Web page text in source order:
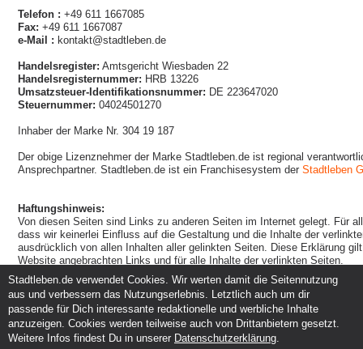
Telefon : +49 611 1667085
Fax: +49 611 1667087
e-Mail : kontakt@stadtleben.de
Handelsregister: Amtsgericht Wiesbaden 22
Handelsregisternummer: HRB 13226
Umsatzsteuer-Identifikationsnummer: DE 223647020
Steuernummer: 04024501270
Inhaber der Marke Nr. 304 19 187
Der obige Lizenznehmer der Marke Stadtleben.de ist regional
Ansprechpartner. Stadtleben.de ist ein Franchisesystem der Stadtleben
Haftungshinweis:
Von diesen Seiten sind Links zu anderen Seiten im Internet gelegt. Für
dass wir keinerlei Einfluss auf die Gestaltung und die Inhalte der
ausdrücklich von allen Inhalten aller gelinkten Seiten. Diese Erklärung
Website angebrachten Links und für alle Inhalte der verlinkten Seiten.
Service und Support
Kontakt
Hilfe
Instagram
Kunden und Partner
Events eintragen
Werbung & Promotion
Eventplanung & Ausrichtung
Stadtleben.de verwendet Cookies. Wir werten damit die Seitennutzung
aus und verbessern das Nutzungserlebnis. Letztlich auch um dir
passende für Dich interessante redaktionelle und werbliche Inhalte
anzuzeigen. Cookies werden teilweise auch von Drittanbietern gesetzt.
Weitere Infos findest Du in unserer Datenschutzerklärung.